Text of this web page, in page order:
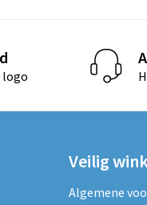
logo
Veilig
Algemene